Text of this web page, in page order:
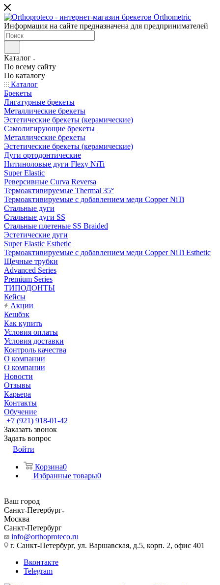
Информация на сайте предназначена для предпринимателей
Каталог
По всему сайту
По каталогу
Каталог
Брекеты
Лигатурные брекеты
Металлические брекеты
Эстетические брекеты (керамические)
Самолигирующие брекеты
Металлические брекеты
Эстетические брекеты (керамические)
Дуги ортодонтические
Нитиноловые дуги Flexy NiTi
Super Elastic
Реверсивные Curva Reversa
Термоактивируемые Thermal 35°
Термоактивируемые с добавлением меди Copper NiTi
Стальные дуги
Стальные дуги SS
Стальные плетеные SS Braided
Эстетические дуги
Super Elastic Esthetic
Термоактивируемые с добавлением меди Copper NiTi Esthetic
Щечные трубки
Advanced Series
Premium Series
ТИПОДОНТЫ
Кейсы
Акции
Кешбэк
Как купить
Условия оплаты
Условия доставки
Контроль качества
О компании
О компании
Новости
Отзывы
Карьера
Контакты
Обучение
+7 (921) 918-01-42
Заказать звонок
Задать вопрос
Войти
Корзина0
Избранные товары0
Ваш город
Санкт-Петербург
Москва
Санкт-Петербург
info@orthoproteco.ru
г. Санкт-Петербург, ул. Варшавская, д.5, корп. 2, офис 401
Вконтакте
Telegram